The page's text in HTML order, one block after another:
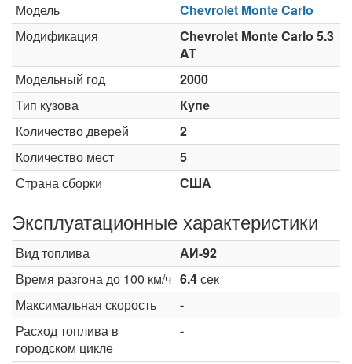
Модель
Chevrolet Monte Carlo
Модификация
Chevrolet Monte Carlo 5.3
AT
Модельный год
2000
Тип кузова
Купе
Количество дверей
2
Количество мест
5
Страна сборки
США
Эксплуатационные характеристики
Вид топлива
АИ-92
Время разгона до 100 км/ч 6.4сек
Максимальная скорость
-
Расход топлива в
городском цикле
-